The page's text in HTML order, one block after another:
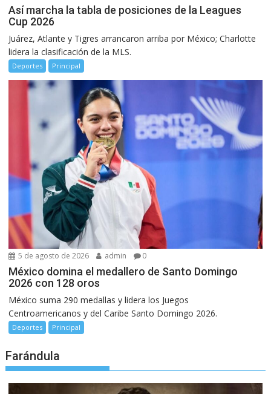
Así marcha la tabla de posiciones de la Leagues
Cup 2026
Juárez, Atlante y Tigres arrancaron arriba por México; Charlotte
lidera la clasificación de la MLS.
Deportes Principal
5 de agosto de 2026 admin 0
México domina el medallero de Santo Domingo
2026 con 128 oros
México suma 290 medallas y lidera los Juegos
Centroamericanos y del Caribe Santo Domingo 2026.
Deportes Principal
Farándula